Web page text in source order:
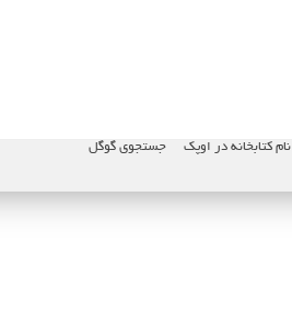
نام کتابخانه در اوپک جستجوی گوگل